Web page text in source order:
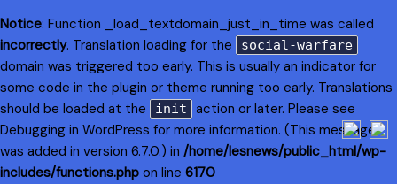
Notice: Function _load_textdomain_just_in_time was called
incorrectly. Translation loading for the social-warfare
domain was triggered too early. This is usually an indicator for
some code in the plugin or theme running too early. Translations
should be loaded at the
init
action or later. Please see
Debugging in WordPress for more information. (This message
was added in version 6.7.0.) in /home/lesnews/public_html/wp-
includes/functions.php on line 6170